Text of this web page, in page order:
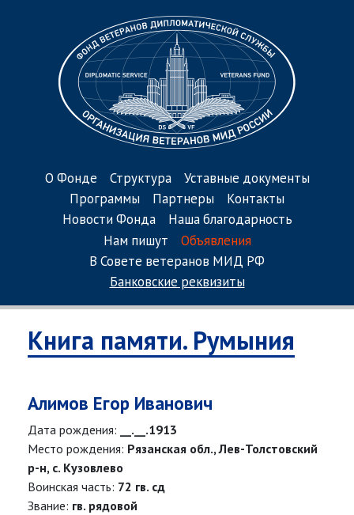
О Фонде Структура
Уставные документы
Программы
Партнеры
Контакты
Новости Фонда
Наша благодарность
Нам пишут
Объявления
В Совете ветеранов МИД РФ
Банковские реквизиты
Книга памяти. Румыния
Алимов Егор Иванович
Дата рождения:
__.__.1913
Место рождения: Рязанская обл., Лев-Толстовский
р-н, с. Кузовлево
Воинская часть: 72 гв. сд
Звание: гв. рядовой